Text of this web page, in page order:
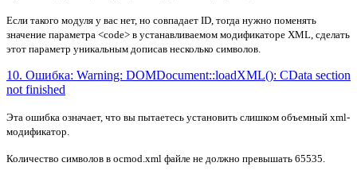
Если такого модуля у вас нет, но совпадает ID, тогда нужно поменять
значение параметра <code> в устанавливаемом модификаторе XML, сделать
этот параметр уникальным дописав несколько символов.
10. Ошибка: Warning: DOMDocument::loadXML(): CData section
not finished
Эта ошибка означает, что вы пытаетесь установить слишком объемный xml-
модификатор.
Количество символов в ocmod.xml файле не должно превышать 65535